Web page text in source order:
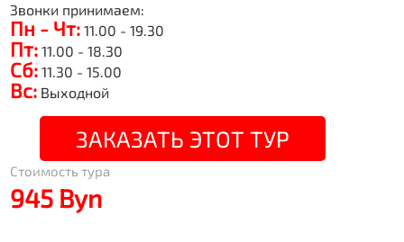
Звонки принимаем:
Пн - Чт: 11.00 - 19.30
Пт: 11.00 - 18.30
Сб: 11.30 - 15.00
Вс: Выходной
ЗАКАЗАТЬ ЭТОТ ТУР
Стоимость тура
945 Byn